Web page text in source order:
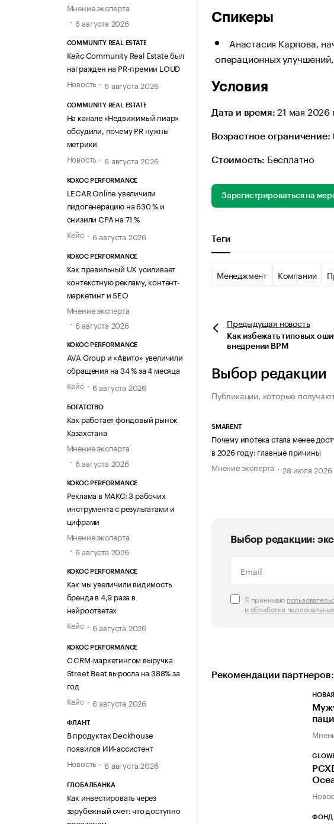
Мнение эксперта
6 августа 2026
COMMUNITY REAL ESTATE
Кейс Community Real Estate был
награжден на PR-премии LOUD
Новость
6 августа 2026
COMMUNITY REAL ESTATE
На канале «Недвижимый пиар»
обсудили, почему PR нужны
метрики
Новость
6 августа 2026
KOKOC PERFORMANCE
LECAR Online увеличили
лидогенерацию на 630 % и
снизили CPA на 71 %
Кейс
6 августа 2026
KOKOC PERFORMANCE
Как правильный UX усиливает
контекстную рекламу, контент-
маркетинг и SEO
Мнение эксперта
6 августа 2026
KOKOC PERFORMANCE
AVA Group и «Авито» увеличили
обращения на 34 % за 4 месяца
Кейс
6 августа 2026
БОГАТСТВО
Как работает фондовый рынок
Казахстана
Мнение эксперта
6 августа 2026
KOKOC PERFORMANCE
Реклама в МАКС: 3 рабочих
инструмента с результатами и
цифрами
Мнение эксперта
6 августа 2026
KOKOC PERFORMANCE
Как мы увеличили видимость
бренда в 4,9 раза в
нейроответах
Кейс
6 августа 2026
KOKOC PERFORMANCE
С CRM-маркетингом выручка
Street Beat выросла на 388% за
год
Кейс
6 августа 2026
ФЛАНТ
В продуктах Deckhouse
появился ИИ-ассистент
Новость
6 августа 2026
ГЛОБАЛБАНКА
Как инвестировать через
зарубежный счет: что доступно
Спикеры
Анастасия Карпова,
операционных
Условия
Дата и время: 21 мая 2026
Возрастное ограничение:
Стоимость: Бесплатно
Зарегистрироваться на
Теги
Менеджмент Компании
Предыдущая новость
Как избежать типовых
внедрении BPM
Выбор редакции
Публикации, которые
SMARENT
Почему ипотека стала менее
в 2026 году: главные причины
Мнение эксперта
28 июля 2026
Выбор редакции:
Я принимаю
и обработки
Рекомендации партнеров:
ФОНД